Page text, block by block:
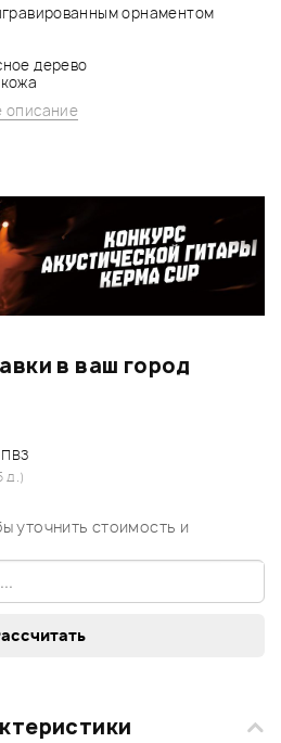
орнаментом
дерево
описание
в ваш город
ПВЗ
д.)
уточнить стоимость и